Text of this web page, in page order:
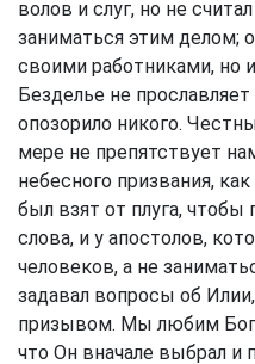
волов и слуг, но не
заниматься этим делом;
своими работниками, но и
Безделье не
опозорило никого.
мере не препятствует
небесного призвания,
был взят от плуга, чтобы
слова, и у апостолов,
человеков, а не
задавал вопросы об
призывом. Мы любим
что Он вначале выбрал и